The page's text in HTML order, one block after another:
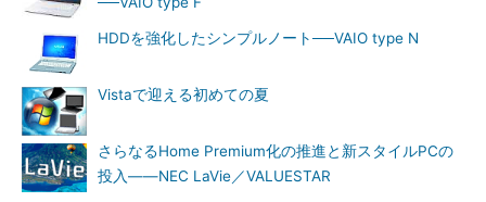
HDDを強化したシンプルノート──VAIO type N
Vistaで迎える初めての夏
さらなるHome Premium化の推進と新スタイルPCの
投入――NEC LaVie／VALUESTAR